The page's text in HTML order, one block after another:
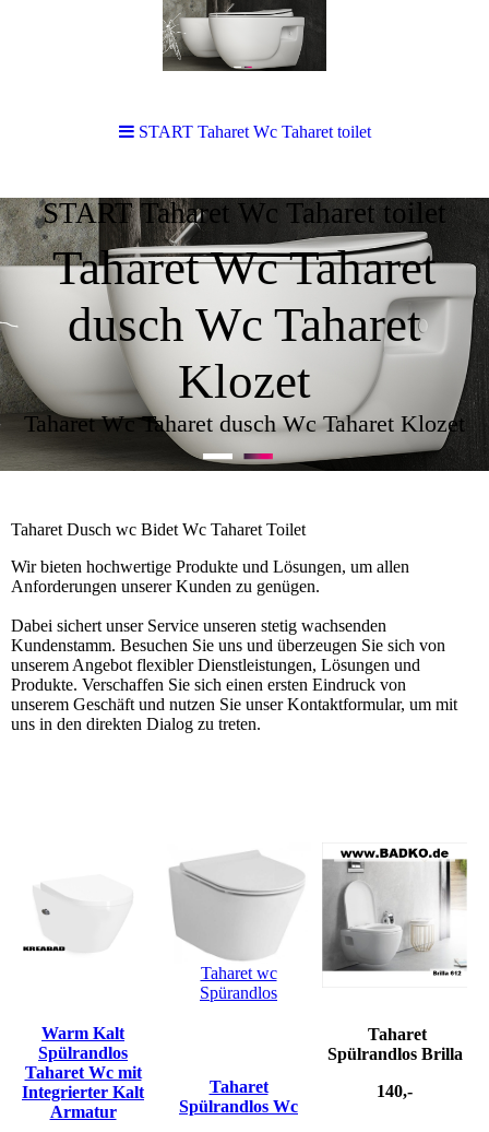
START Taharet Wc Taharet toilet
Taharet Wc Taharet
dusch Wc Taharet
Klozet
Taharet Wc Taharet dusch Wc Taharet Klozet
Taharet Dusch wc Bidet Wc Taharet Toilet
Wir bieten hochwertige Produkte und Lösungen, um allen
Anforderungen unserer Kunden zu genügen.
Dabei sichert unser Service unseren stetig wachsenden
Kundenstamm. Besuchen Sie uns und überzeugen Sie sich von
unserem Angebot flexibler Dienstleistungen, Lösungen und
Produkte. Verschaffen Sie sich einen ersten Eindruck von
unserem Geschäft und nutzen Sie unser Kontaktformular, um mit
uns in den direkten Dialog zu treten.
Warm Kalt
Spülrandlos
Taharet Wc mit
Integrierter Kalt
Armatur
Taharet wc
Spürandlos
Taharet
Spülrandlos Wc
Taharet
Spülrandlos Brilla
140,-
START Taharet Wc Taharet toilet